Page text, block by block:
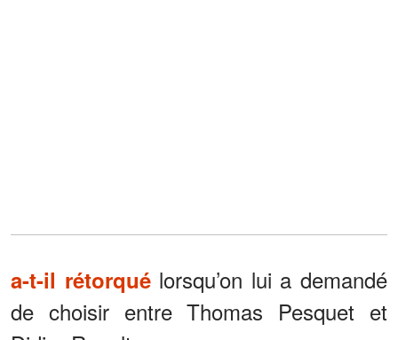
a-t-il rétorquélorsqu’on lui a demandé
de choisir entre Thomas Pesquet et